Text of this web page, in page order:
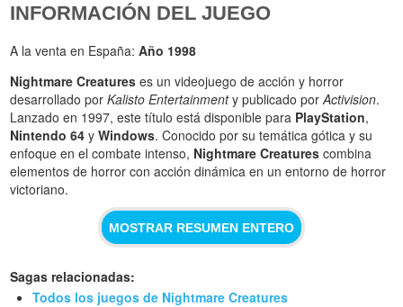
INFORMACIÓN DEL JUEGO
A la venta en España:Año 1998
Nightmare Creatures es un videojuego de acción y horror
desarrollado porKalisto Entertainmenty publicado porActivision.
Lanzado en 1997, este título está disponible para PlayStation,
Nintendo 64 yWindows. Conocido por su temática gótica y su
enfoque en el combate intenso, Nightmare Creatures combina
elementos de horror con acción dinámica en un entorno de horror
victoriano.
MOSTRAR RESUMEN ENTERO
Sagas relacionadas:
Todos los juegos de Nightmare Creatures